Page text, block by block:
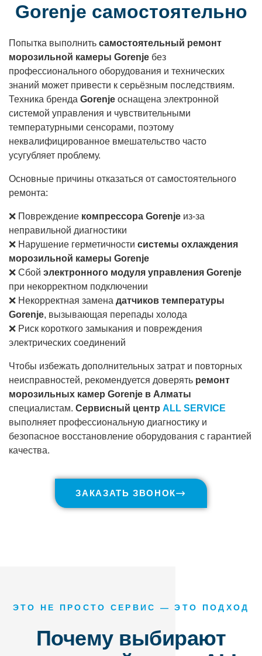
Gorenje самостоятельно
Попытка выполнить самостоятельный ремонт
морозильной камеры Gorenje без
профессионального оборудования и технических
знаний может привести к серьёзным последствиям.
Техника бренда Gorenje оснащена электронной
системой управления и чувствительными
температурными сенсорами, поэтому
неквалифицированное вмешательство часто
усугубляет проблему.
Основные причины отказаться от самостоятельного
ремонта:
❌ Повреждение компрессора Gorenje из-за
неправильной диагностики
❌ Нарушение герметичности системы охлаждения
морозильной камеры Gorenje
❌ Сбой электронного модуля управления Gorenje
при некорректном подключении
❌ Некорректная замена датчиков температуры
Gorenje, вызывающая перепады холода
❌ Риск короткого замыкания и повреждения
электрических соединений
Чтобы избежать дополнительных затрат и повторных
неисправностей, рекомендуется доверять ремонт
морозильных камер Gorenje в Алматы
специалистам. Сервисный центр ALL SERVICE
выполняет профессиональную диагностику и
безопасное восстановление оборудования с гарантией
качества.
ЗАКАЗАТЬ ЗВОНОК
ЭТО НЕ ПРОСТО СЕРВИС — ЭТО ПОДХОД
Почему выбирают